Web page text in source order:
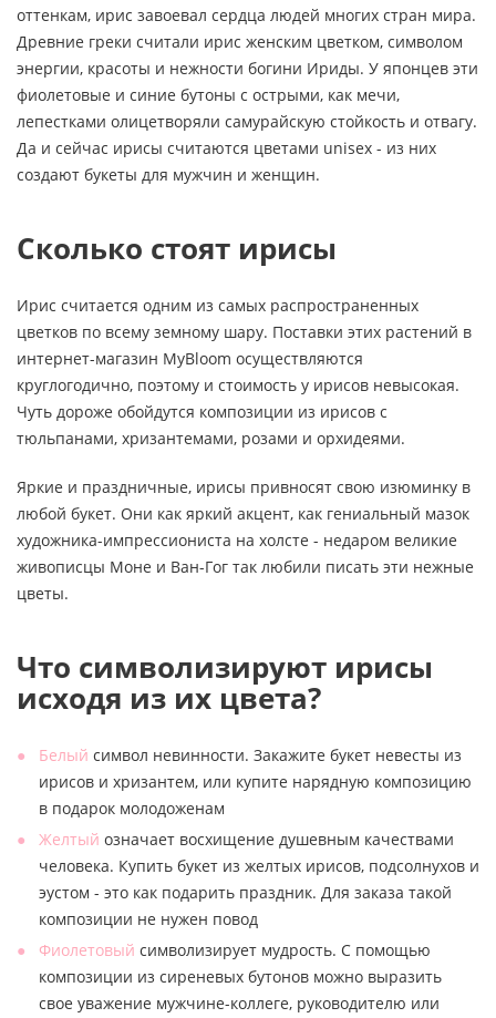
оттенкам, ирис завоевал сердца людей многих стран мира.
Древние греки считали ирис женским цветком, символом
энергии, красоты и нежности богини Ириды. У японцев эти
фиолетовые и синие бутоны с острыми, как мечи,
лепестками олицетворяли самурайскую стойкость и отвагу.
Да и сейчас ирисы считаются цветами unisex - из них
создают букеты для мужчин и женщин.
Сколько стоят ирисы
Ирис считается одним из самых распространенных
цветков по всему земному шару. Поставки этих растений в
интернет-магазин MyBloom осуществляются
круглогодично, поэтому и стоимость у ирисов невысокая.
Чуть дороже обойдутся композиции из ирисов с
тюльпанами, хризантемами, розами и орхидеями.
Яркие и праздничные, ирисы привносят свою изюминку в
любой букет. Они как яркий акцент, как гениальный мазок
художника-импрессиониста на холсте - недаром великие
живописцы Моне и Ван-Гог так любили писать эти нежные
цветы.
Что символизируют ирисы
исходя из их цвета?
Белый символ невинности. Закажите букет невесты из
ирисов и хризантем, или купите нарядную композицию
в подарок молодоженам
Желтый означает восхищение душевным качествами
человека. Купить букет из желтых ирисов, подсолнухов и
эустом - это как подарить праздник. Для заказа такой
композиции не нужен повод
Фиолетовый символизирует мудрость. С помощью
композиции из сиреневых бутонов можно выразить
свое уважение мужчине-коллеге, руководителю или